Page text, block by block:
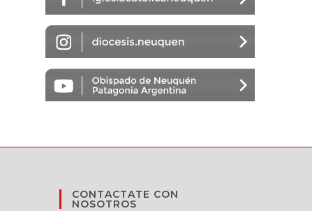
CONTACTATE CON
NOSOTROS